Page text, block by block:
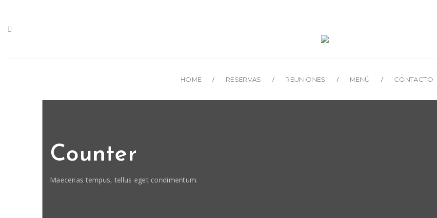
HOME RESERVAS REUNIONES MENÚ CONTACTO
Counter
Maecenas tempus, tellus eget condimentum.